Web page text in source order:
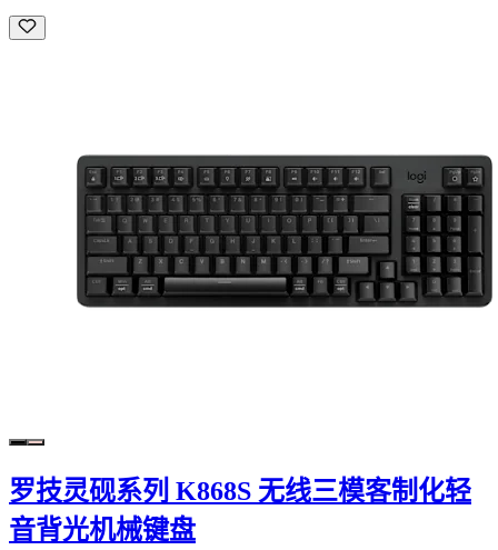
罗技灵砚系列 K868S 无线三模客制化轻
音背光机械键盘